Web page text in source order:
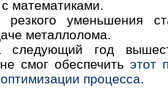
математиками.
уменьшения
металлолома.
следующий год
смог обеспечитьэтот
процесса.